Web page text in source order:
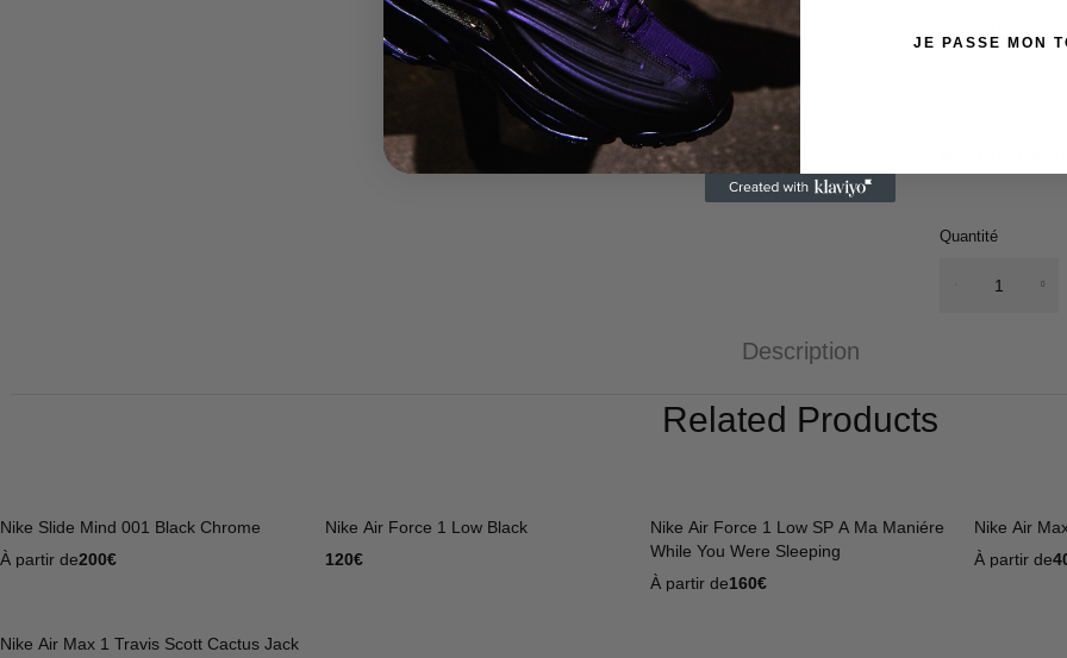
685€
Quantité
Description
Related Products
Nike Slide Mind 001 Black Chrome
À partir de200€
Nike Air Force 1 Low Black
120€
Nike Air Force 1 Low SP A Ma Maniére
While You Were Sleeping
À partir de160€
Nike Air
À partir de
Nike Air Max 1 Travis Scott Cactus Jack
JE PASSE MON